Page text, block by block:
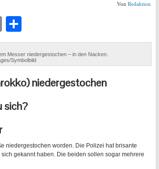
Von Redaktion
Print
Messer niedergestochen – in den Nacken.
Symbolbild
niedergestochen
sich?
niedergestochen worden. Die Polizei hat brisante
gekannt haben. Die beiden sollen sogar mehrere